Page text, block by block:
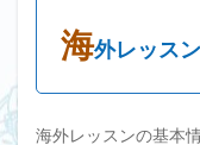
海外レッス
海外レッスンの基本